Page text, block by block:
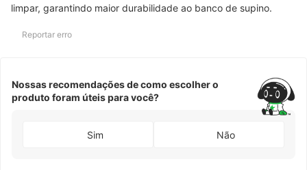
limpar, garantindo maior durabilidade ao banco de supino.
Reportar erro
Nossas recomendações de como escolher o
produto foram úteis para você?
Sim Não